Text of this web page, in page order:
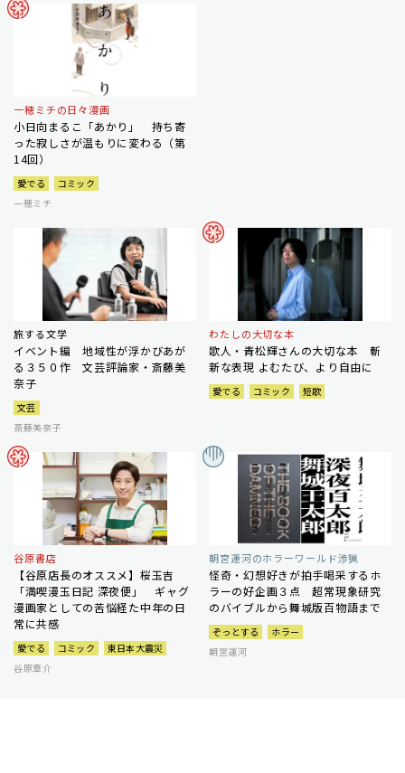
一穂ミチの日々漫画
小日向まるこ「あかり」 持ち寄
った寂しさが温もりに変わる（第
14回）
愛でる
コミック
一穂ミチ
旅する文学
イベント編 地域性が浮かびあが
る３５０作 文芸評論家・斎藤美
奈子
文芸
斎藤美奈子
わたしの大切な本
歌人・青松輝さんの大切な本 斬
新な表現 よむたび、より自由に
愛でる コミック 短歌
谷原書店
【谷原店長のオススメ】桜玉吉
「満喫漫玉日記 深夜便」 ギャグ
漫画家としての苦悩経た中年の日
常に共感
愛でる コミック
東日本大震災
谷原章介
朝宮運河のホラーワールド渉猟
怪奇・幻想好きが拍手喝采するホ
ラーの好企画３点 超常現象研究
のバイブルから舞城版百物語まで
ぞっとする
ホラー
朝宮運河